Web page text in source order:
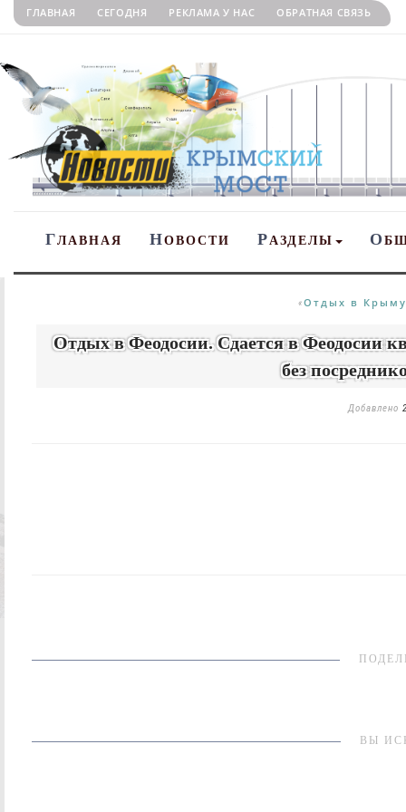
ГЛАВНАЯ СЕГОДНЯ РЕКЛАМА У НАС ОБРАТНАЯ СВЯЗЬ
ГЛАВНАЯ НОВОСТИ РАЗДЕЛЫ О
«Отдых в Крыму
Отдых в Феодосии. Cдается в Феодосии
без
Добавлено
ВЫ